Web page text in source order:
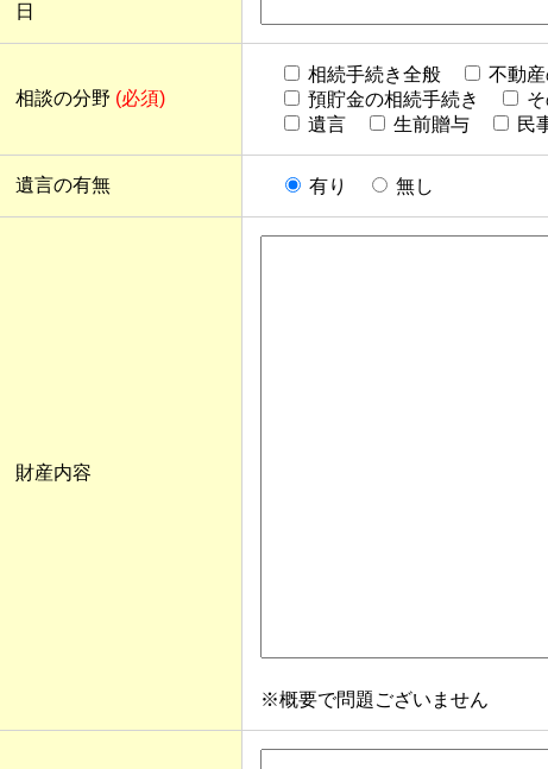
日
相談の分野 (必須)
相続手続き全般
不動
預貯金の相続手続き
遺言
生前贈与 民
遺言の有無 有り 無し
財産内容
※概要で問題ございません